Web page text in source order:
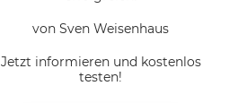
von Sven Weisenhaus
Jetzt informieren und kostenlos
testen!